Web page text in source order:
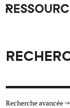
Aller au contenu
CAUE
Recherche avancée